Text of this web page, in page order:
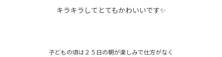
キラキラしてとてもかわいいです✨
子どもの頃は２５日の朝が楽しみで仕方がなく